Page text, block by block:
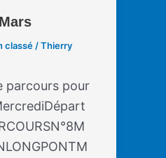
classé/Thierry
parcours pour